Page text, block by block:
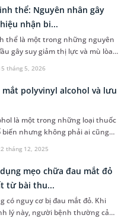
vẻ đẹp của đôi mắt. Vậy mắt
như thế nào? Có nên thực hiện
mắt phượng không?
tháng 5, 2026
thể: Nguyên nhân gây
nhận bi...
thể là một trong những nguyên
gây suy giảm thị lực và mù lòa,
cao tuổi. Việc nhận diện sớm
bất thường cùng sự hiểu biết đầy
pháp xử trí là rất quan trọng
khỏe thị lực.
tháng 12, 2025
mắt polyvinyl alcohol và lưu
là một trong những loại thuốc
biến nhưng không phải ai cũng
phẩm này. Bài viết dưới đây sẽ
rõ hơn về loại thuốc nhỏ mắt này
ý khi sử dụng để thuốc phát huy
chế rủi ro về sức khỏe.
mẹo chữa đau mắt đỏ
từ bài thu...
có nguy cơ bị đau mắt đỏ. Khi
lý này, người bệnh thường cảm